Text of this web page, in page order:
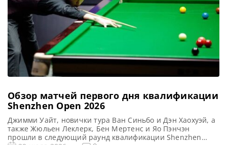
Обзор матчей первого дня квалификации
Shenzhen Open 2026
Джимми Уайт, новички тура Ван Синьбо и Дэн Хаохуэй, а
также Жюльен Леклерк, Бен Мертенс и Яо Пэнчэн
прошли в следующий раунд квалификации Shenzhen